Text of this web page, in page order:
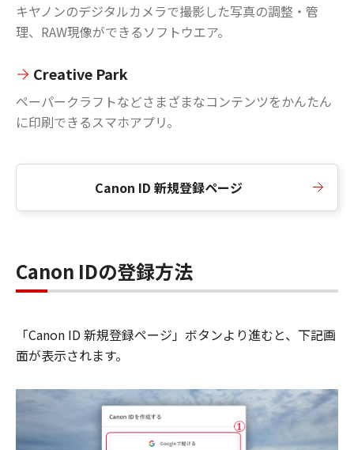
キヤノンのデジタルカメラで撮影した写真の調整・管
理、RAW現像ができるソフトウエア。
Creative Park
ペーパークラフトなどさまざまなコンテンツをかんたん
に印刷できるスマホアプリ。
Canon ID 新規登録ページ
Canon IDの登録方法
「Canon ID 新規登録ページ」ボタンより進むと、下記画
面が表示されます。